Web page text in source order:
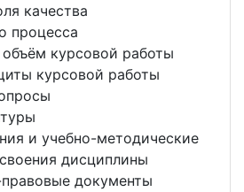
качества
процесса
курсовой работы
курсовой работы
и учебно-методические
дисциплины
документы